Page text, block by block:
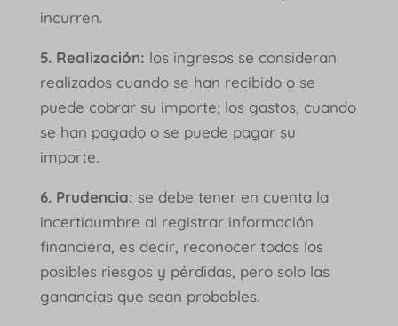
incurren.
5. Realización: los ingresos se consideran
realizados cuando se han recibido o se
puede cobrar su importe; los gastos, cuando
se han pagado o se puede pagar su
importe.
6. Prudencia: se debe tener en cuenta la
incertidumbre al registrar información
financiera, es decir, reconocer todos los
posibles riesgos y pérdidas, pero solo las
ganancias que sean probables.